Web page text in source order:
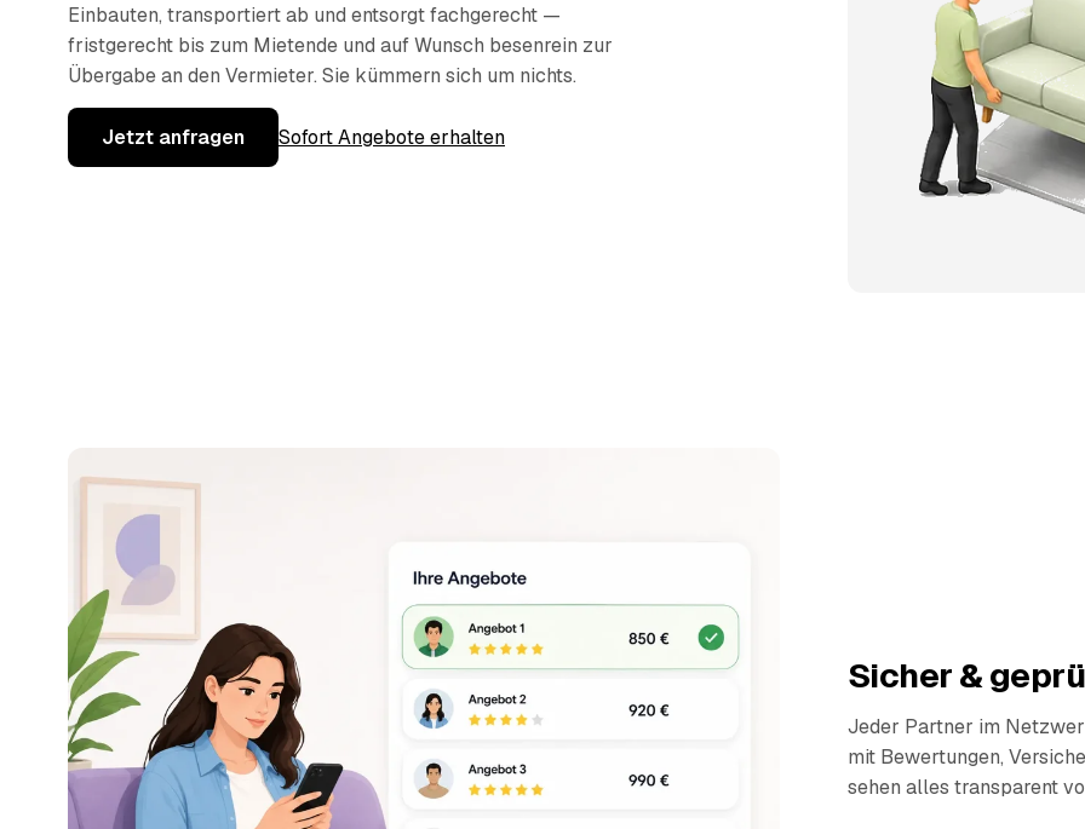
Einbauten, transportiert ab und entsorgt fachgerecht —
fristgerecht bis zum Mietende und auf Wunsch besenrein zur
Übergabe an den Vermieter. Sie kümmern sich um nichts.
Jetzt anfragen Sofort Angebote erhalten
Sicher &
Jeder Partner im
mit Bewertungen,
sehen alles transparent